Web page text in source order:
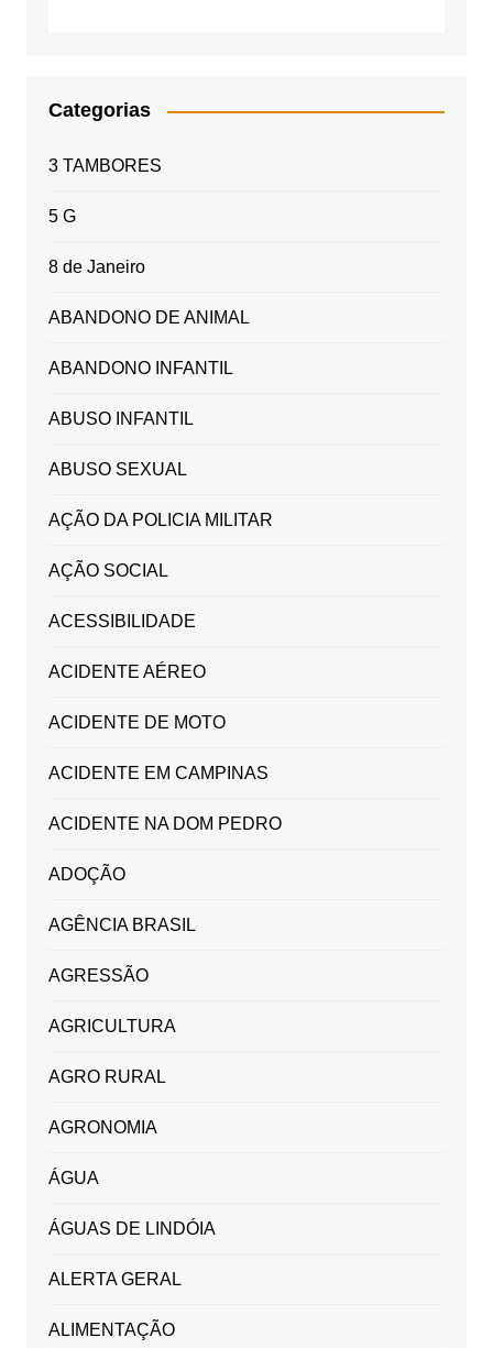
Categorias
3 TAMBORES
5 G
8 de Janeiro
ABANDONO DE ANIMAL
ABANDONO INFANTIL
ABUSO INFANTIL
ABUSO SEXUAL
AÇÃO DA POLICIA MILITAR
AÇÃO SOCIAL
ACESSIBILIDADE
ACIDENTE AÉREO
ACIDENTE DE MOTO
ACIDENTE EM CAMPINAS
ACIDENTE NA DOM PEDRO
ADOÇÃO
AGÊNCIA BRASIL
AGRESSÃO
AGRICULTURA
AGRO RURAL
AGRONOMIA
ÁGUA
ÁGUAS DE LINDÓIA
ALERTA GERAL
ALIMENTAÇÃO